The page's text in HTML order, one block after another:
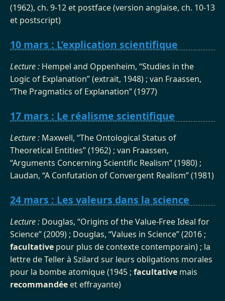
(1962), ch. 9-12 et postface (version anglaise, ch. 10-13
et postscript)
10 mars : L’explication scientifique
Lecture : Hempel and Oppenheim, “Studies in the
Logic of Explanation” (extrait, 1948) ; van Fraassen,
“The Pragmatics of Explanation” (1977)
17 mars : Le réalisme scientifique
Lecture : Maxwell, “The Ontological Status of
Theoretical Entities” (1962) ; van Fraassen,
“Arguments Concerning Scientific Realism” (1980) ;
Laudan, “A Confutation of Convergent Realism” (1981)
24 mars : Les valeurs dans la science
Lecture : Douglas, “Origins of the Value-Free Ideal for
Science” (2009) ; Douglas, “Values in Science” (2016 ;
facultative pour plus de contexte contemporain) ; la
lettre de Teller à Szilard sur leurs obligations morales
pour la bombe atomique (1945 ; facultative mais
recommandéeet effrayante)